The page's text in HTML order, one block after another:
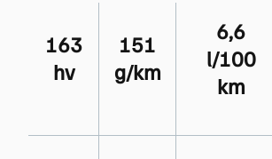
163
hv
151
g/km
6,6
l/100
km